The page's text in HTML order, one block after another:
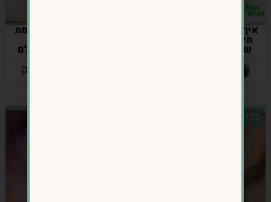
איך להיגמל מסוכר, להאיץ
חילוף חומרים ולהפחית
שומן בטני אחרי גיל 40
האם חומץ תפוחים באמת
שמאחורי הטרנד שכולם
מאת: אינס נרושק
בריאות מטבולית